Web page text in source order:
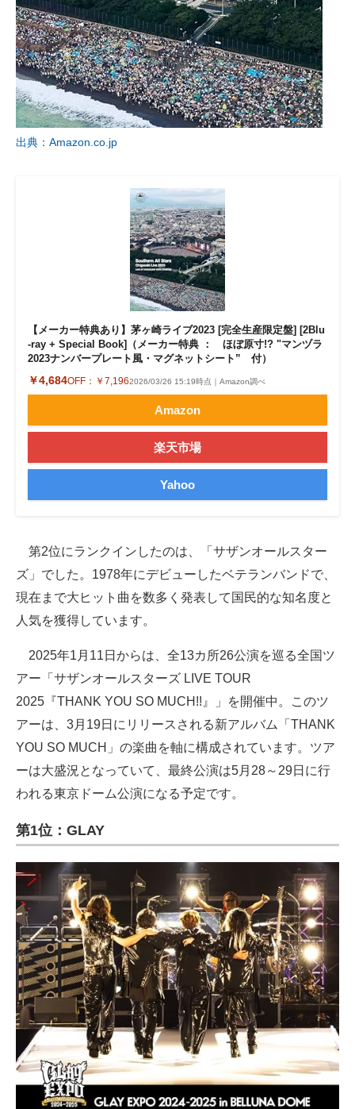
出典：Amazon.co.jp
【メーカー特典あり】茅ヶ崎ライブ2023 [完全生産限定盤] [2Blu
-ray + Special Book]（メーカー特典 ： ほぼ原寸!? "マンヅラ
2023ナンバープレート風・マグネットシート” 付）
￥4,684OFF： ￥7,1962026/03/26 15:19時点｜Amazon調べ
Amazon
楽天市場
Yahoo
第2位にランクインしたのは、「サザンオールスター
ズ」でした。1978年にデビューしたベテランバンドで、
現在まで大ヒット曲を数多く発表して国民的な知名度と
人気を獲得しています。
2025年1月11日からは、全13カ所26公演を巡る全国ツ
アー「サザンオールスターズ LIVE TOUR
2025『THANK YOU SO MUCH!!』」を開催中。このツ
アーは、3月19日にリリースされる新アルバム「THANK
YOU SO MUCH」の楽曲を軸に構成されています。ツア
ーは大盛況となっていて、最終公演は5月28～29日に行
われる東京ドーム公演になる予定です。
第1位：GLAY